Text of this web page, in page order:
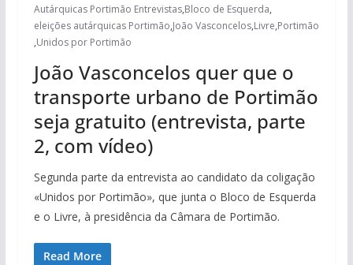
Autárquicas Portimão Entrevistas,Bloco de Esquerda,
eleições autárquicas Portimão,João Vasconcelos,Livre,Portimão
,Unidos por Portimão
João Vasconcelos quer que o
transporte urbano de Portimão
seja gratuito (entrevista, parte
2, com vídeo)
Segunda parte da entrevista ao candidato da coligação
«Unidos por Portimão», que junta o Bloco de Esquerda
e o Livre, à presidência da Câmara de Portimão.
Read More